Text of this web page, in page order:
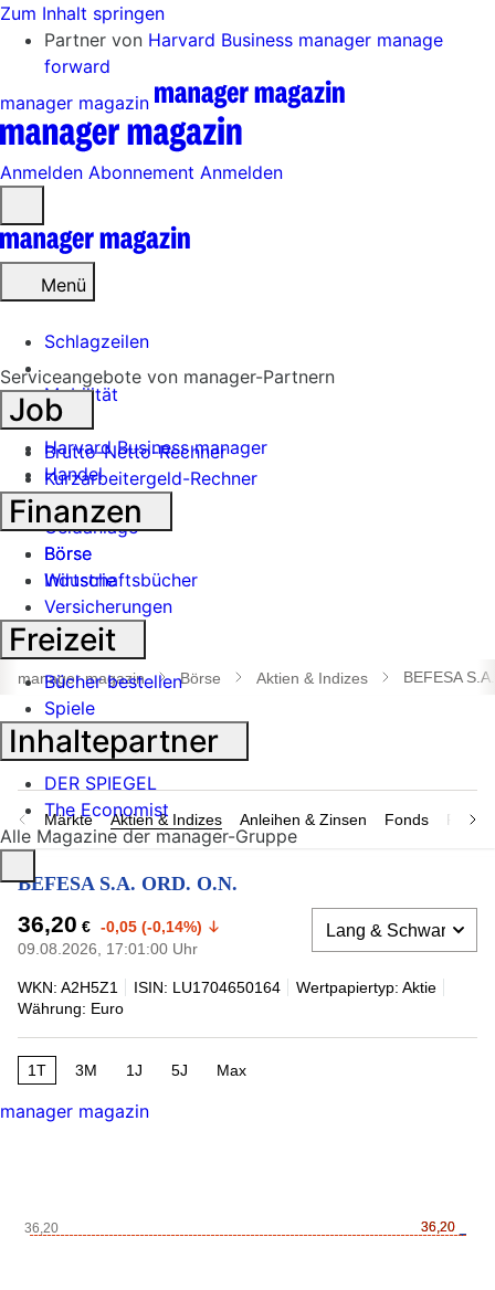
Zum Inhalt springen
Partner von Harvard Business manager manage
forward
manager magazin
Anmelden Abonnement Anmelden
öffnen
Menü
Schlagzeilen
Mobilität
Tech
Harvard Business manager
Handel
Banken
Geldanlage
Börse
Industrie
Suche
öffnen
manager magazin Börse Aktien & Indizes BEFESA
Märkte Aktien & Indizes Anleihen & Zinsen Fonds
BEFESA S.A. ORD. O.N.
36,20 € -0,05 (-0,14%)
09.08.2026, 17:01:00 Uhr
WKN: A2H5Z1 ISIN: LU1704650164
Wertpapiertyp: Aktie
Währung: Euro
1T 3M 1J 5J Max
36,20
36,20
36,20
Serviceangebote von manager-Partnern
Job
Brutto-Netto-Rechner
Kurzarbeitergeld-Rechner
Finanzen
Börse
Wirtschaftsbücher
Versicherungen
Freizeit
Bücher bestellen
Spiele
Inhaltepartner
DER SPIEGEL
The Economist
Alle Magazine der manager-Gruppe
manager magazin